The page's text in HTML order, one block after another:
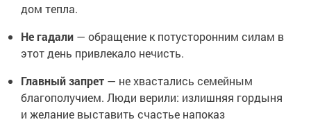
дом тепла.
Не гадали — обращение к потусторонним силам в
этот день привлекало нечисть.
Главный запрет — не хвастались семейным
благополучием. Люди верили: излишняя гордыня
и желание выставить счастье напоказ